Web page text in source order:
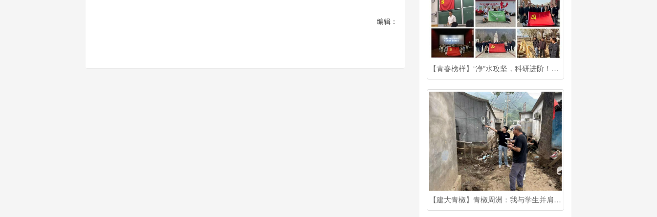
编辑：
【青春榜样】“净”水攻坚，科研进阶！他是国奖博士生
【建大青椒】青椒周洲：我与学生并肩成长！